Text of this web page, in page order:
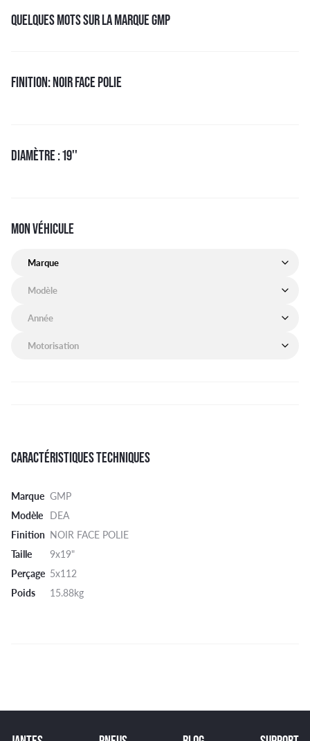
QUELQUES MOTS SUR LA MARQUE GMP
FINITION: NOIR FACE POLIE
DIAMÈTRE : 19''
MON VÉHICULE
CARACTÉRISTIQUES TECHNIQUES
Marque GMP
Modèle DEA
Finition NOIR FACE POLIE
Taille
9x19"
Perçage 5x112
Poids
15.88kg